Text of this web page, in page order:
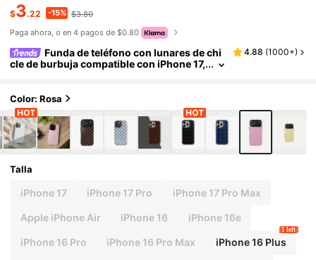
$3.22 -15% $3.80
Paga ahora, o en 4 pagos de $0.80
Funda de teléfono con lunares de chi
cle de burbuja compatible con iPhone 17,
4.88 (1000+)
Color: Rosa
Talla
iPhone 17 iPhone 17 Pro iPhone 17 Pro Max
Apple iPhone Air iPhone 16 iPhone 16e
iPhone 16 Pro iPhone 16 Pro Max iPhone 16 Plus
1 left